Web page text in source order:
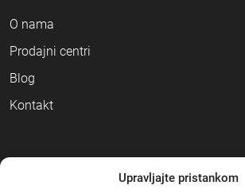
Upravljajte pristankom
O nama
Prodajni centri
Blog
Kontakt